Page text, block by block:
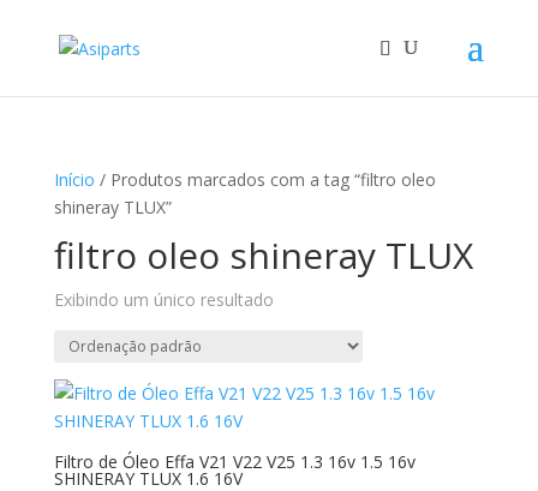
Início / Produtos marcados com a tag “filtro oleo
shineray TLUX”
filtro oleo shineray TLUX
Exibindo um único resultado
Filtro de Óleo Effa V21 V22 V25 1.3 16v 1.5 16v
SHINERAY TLUX 1.6 16V